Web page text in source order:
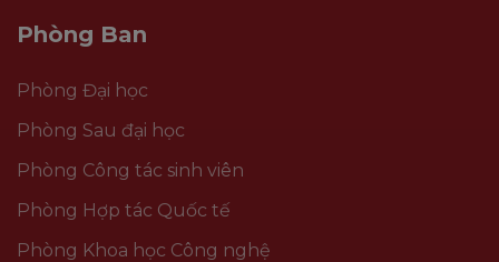
Phòng Ban
Phòng Đại học
Phòng Sau đại học
Phòng Công tác sinh viên
Phòng Hợp tác Quốc tế
Phòng Khoa học Công nghệ